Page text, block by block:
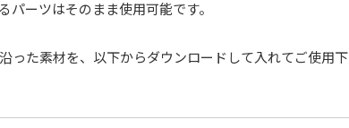
パーツはそのまま使用可能です。
った素材を、以下からダウンロードして入れてご使用下